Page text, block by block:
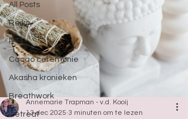
All Posts
Reiki
RTT
Cacao ceremonie
Akasha kronieken
Breathwork
Retreat
Annemarie Trapman - v.d. Kooij
13 dec 2025 3 minuten om te lezen